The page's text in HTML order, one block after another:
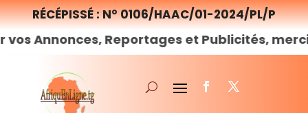
RÉCÉPISSÉ : N° 0106/HAAC/01-2024/PL/P
Reportages et Publicités, merci denous